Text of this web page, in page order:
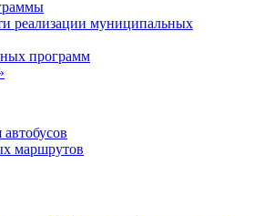
реализации муниципальных
программ
маршрутов